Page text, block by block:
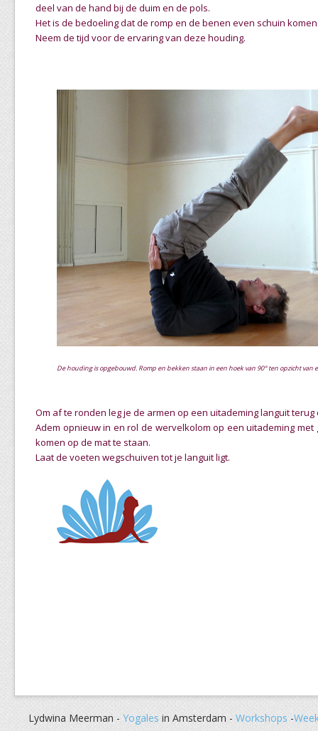
deel van de hand bij de duim en de pols.
Het is de bedoeling dat de romp en de benen even schuin
Neem de tijd voor de ervaring van deze houding.
De houding is opgebouwd. Romp en bekken staan in een hoek van 90° ten opzicht van
Om af te ronden leg je de armen op een uitademing languit terug
Adem opnieuw in en rol de wervelkolom op een uitademing
komen op de mat te staan.
Laat de voeten wegschuiven tot je languit ligt.
Lydwina Meerman - Yogales in Amsterdam - Workshops -